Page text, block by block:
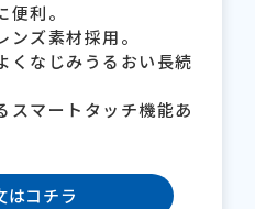
利。
ズ素材採用。
くなじみうるおい長続
スマートタッチ機能あ
はコチラ